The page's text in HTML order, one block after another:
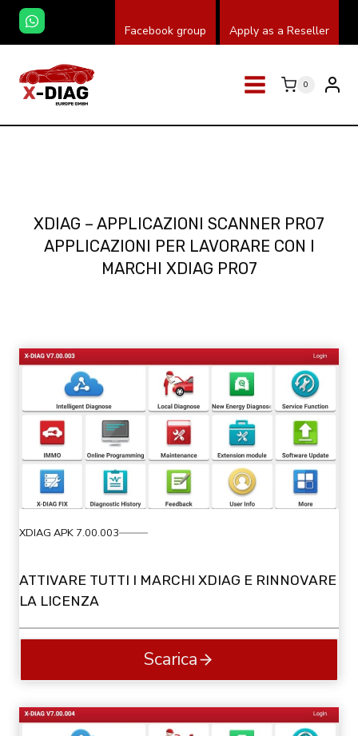
Salta
contenuto
Facebook group Apply as a Reseller
0
XDIAG – APPLICAZIONI SCANNER PRO7
APPLICAZIONI PER LAVORARE CON I
MARCHI XDIAG PRO7
XDIAG APK 7.00.003
ATTIVARE TUTTI I MARCHI XDIAG E RINNOVARE
LA LICENZA
Scarica